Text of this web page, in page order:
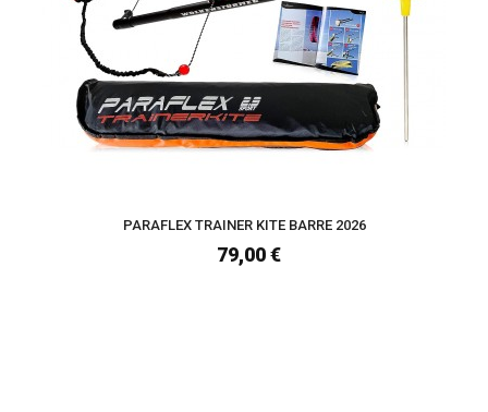
PARAFLEX TRAINER KITE BARRE 2026
79,00 €